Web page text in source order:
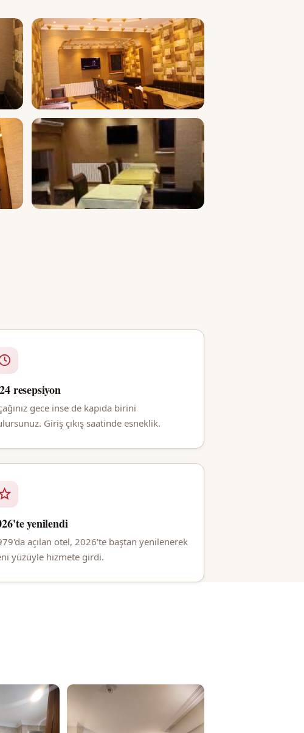
resepsiyon
gece inse de kapıda birini
Giriş çıkış saatinde esneklik.
yenilendi
açılan otel, 2026'te baştan yenilenerek
yüzüyle hizmete girdi.